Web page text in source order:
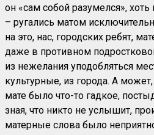
он «сам собой разумелся»,
– ругались матом
на это, нас, городских ребят,
даже в противном
из нежелания уподобляться
культурные, из города. А
мате было что-то гадкое,
зная, что никто не услышит,
матерные слова было